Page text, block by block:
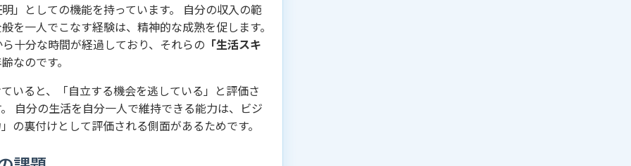
」としての機能を持っています。 自分の収入の範
を一人でこなす経験は、精神的な成熟を促します。
十分な時間が経過しており、それらの 「生活スキ
なのです。
いると、「自立する機会を逃している」と評価さ
自分の生活を自分一人で維持できる能力は、ビジ
の裏付けとして評価される側面があるためです。